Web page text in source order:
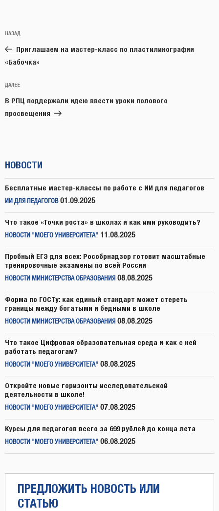
по
записям
Предыдущая
запись:
НАЗАД
Приглашаем на мастер-класс по пластилинографии
«Бабочка»
Следующая
запись
ДАЛЕЕ
В РПЦ поддержали идею ввести уроки полового
просвещения
НОВОСТИ
Бесплатные мастер-классы по работе с ИИ для педагогов
ИИ ДЛЯ ПЕДАГОГОВ 01.09.2025
Что такое «Точки роста» в школах и как ими руководить?
НОВОСТИ "МОЕГО УНИВЕРСИТЕТА" 11.08.2025
Пробный ЕГЭ для всех: Рособрнадзор готовит масштабные
тренировочные экзамены по всей России
НОВОСТИ МИНИСТЕРСТВА ОБРАЗОВАНИЯ 08.08.2025
Форма по ГОСТу: как единый стандарт может стереть
границы между богатыми и бедными в школе
НОВОСТИ МИНИСТЕРСТВА ОБРАЗОВАНИЯ 08.08.2025
Что такое Цифровая образовательная среда и как с ней
работать педагогам?
НОВОСТИ "МОЕГО УНИВЕРСИТЕТА" 08.08.2025
Откройте новые горизонты исследовательской
деятельности в школе!
НОВОСТИ "МОЕГО УНИВЕРСИТЕТА" 07.08.2025
Курсы для педагогов всего за 699 рублей до конца лета
НОВОСТИ "МОЕГО УНИВЕРСИТЕТА" 06.08.2025
ПРЕДЛОЖИТЬ НОВОСТЬ ИЛИ
СТАТЬЮ